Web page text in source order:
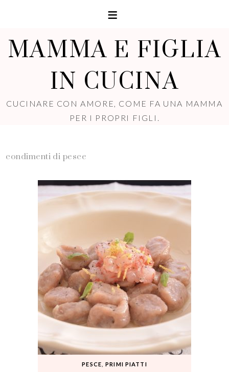
MAMMA E FIGLIA
IN CUCINA
CUCINARE CON AMORE, COME FA UNA MAMMA
PER I PROPRI FIGLI.
condimenti di pesce
PESCE ,PRIMI PIATTI